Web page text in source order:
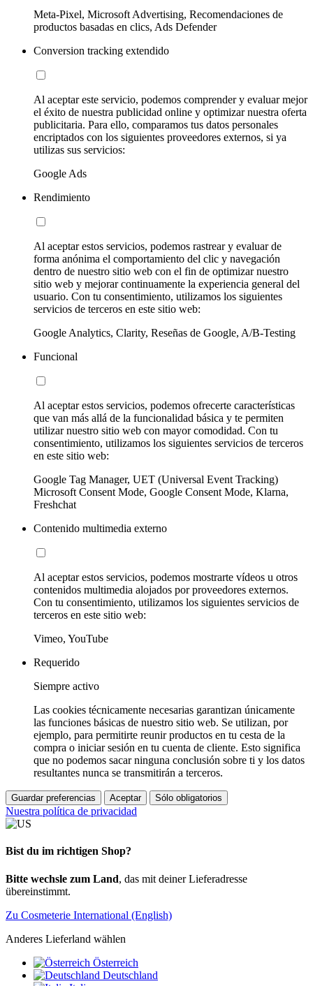
Meta-Pixel, Microsoft Advertising, Recomendaciones de
productos basadas en clics, Ads Defender
Conversion tracking extendido
Al aceptar este servicio, podemos comprender y evaluar mejor
el éxito de nuestra publicidad online y optimizar nuestra oferta
publicitaria. Para ello, comparamos tus datos personales
encriptados con los siguientes proveedores externos, si ya
utilizas sus servicios:
Google Ads
Rendimiento
Al aceptar estos servicios, podemos rastrear y evaluar de
forma anónima el comportamiento del clic y navegación
dentro de nuestro sitio web con el fin de optimizar nuestro
sitio web y mejorar continuamente la experiencia general del
usuario. Con tu consentimiento, utilizamos los siguientes
servicios de terceros en este sitio web:
Google Analytics, Clarity, Reseñas de Google, A/B-Testing
Funcional
Al aceptar estos servicios, podemos ofrecerte características
que van más allá de la funcionalidad básica y te permiten
utilizar nuestro sitio web con mayor comodidad. Con tu
consentimiento, utilizamos los siguientes servicios de terceros
en este sitio web:
Google Tag Manager, UET (Universal Event Tracking)
Microsoft Consent Mode, Google Consent Mode, Klarna,
Freshchat
Contenido multimedia externo
Al aceptar estos servicios, podemos mostrarte vídeos u otros
contenidos multimedia alojados por proveedores externos.
Con tu consentimiento, utilizamos los siguientes servicios de
terceros en este sitio web:
Vimeo, YouTube
Requerido
Siempre activo
Las cookies técnicamente necesarias garantizan únicamente
las funciones básicas de nuestro sitio web. Se utilizan, por
ejemplo, para permitirte reunir productos en tu cesta de la
compra o iniciar sesión en tu cuenta de cliente. Esto significa
que no podemos sacar ninguna conclusión sobre ti y los datos
resultantes nunca se transmitirán a terceros.
Guardar preferencias Aceptar Sólo obligatorios
Nuestra política de privacidad
Bist du im richtigen Shop?
Bitte wechsle zum Land, das mit deiner Lieferadresse
übereinstimmt.
Zu Cosmeterie International (English)
Anderes Lieferland wählen
Österreich
Deutschland